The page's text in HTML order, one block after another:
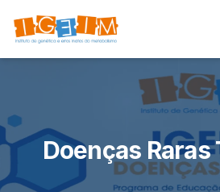
Doenças Raras